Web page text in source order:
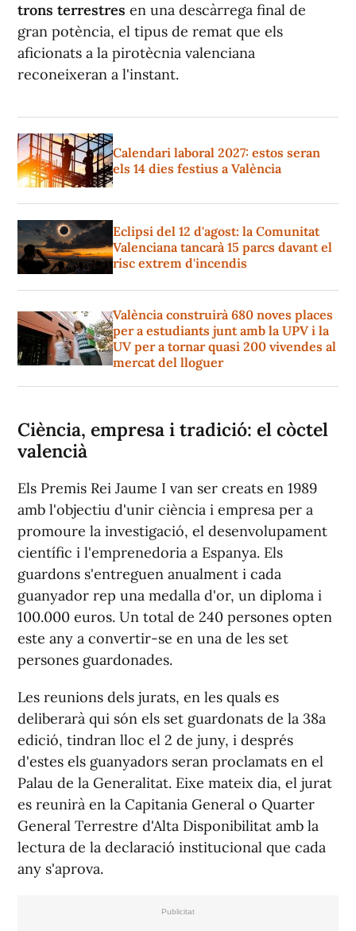
trons terrestres en una descàrrega final de
gran potència, el tipus de remat que els
aficionats a la pirotècnia valenciana
reconeixeran a l'instant.
Calendari laboral 2027: estos seran
els 14 dies festius a València
Eclipsi del 12 d'agost: la Comunitat
Valenciana tancarà 15 parcs davant el
risc extrem d'incendis
València construirà 680 noves places
per a estudiants junt amb la UPV i la
UV per a tornar quasi 200 vivendes al
mercat del lloguer
Ciència, empresa i tradició: el còctel
valencià
Els Premis Rei Jaume I van ser creats en 1989
amb l'objectiu d'unir ciència i empresa per a
promoure la investigació, el desenvolupament
científic i l'emprenedoria a Espanya. Els
guardons s'entreguen anualment i cada
guanyador rep una medalla d'or, un diploma i
100.000 euros. Un total de 240 persones opten
este any a convertir-se en una de les set
persones guardonades.
Les reunions dels jurats, en les quals es
deliberarà qui són els set guardonats de la 38a
edició, tindran lloc el 2 de juny, i després
d'estes els guanyadors seran proclamats en el
Palau de la Generalitat. Eixe mateix dia, el jurat
es reunirà en la Capitania General o Quarter
General Terrestre d'Alta Disponibilitat amb la
lectura de la declaració institucional que cada
any s'aprova.